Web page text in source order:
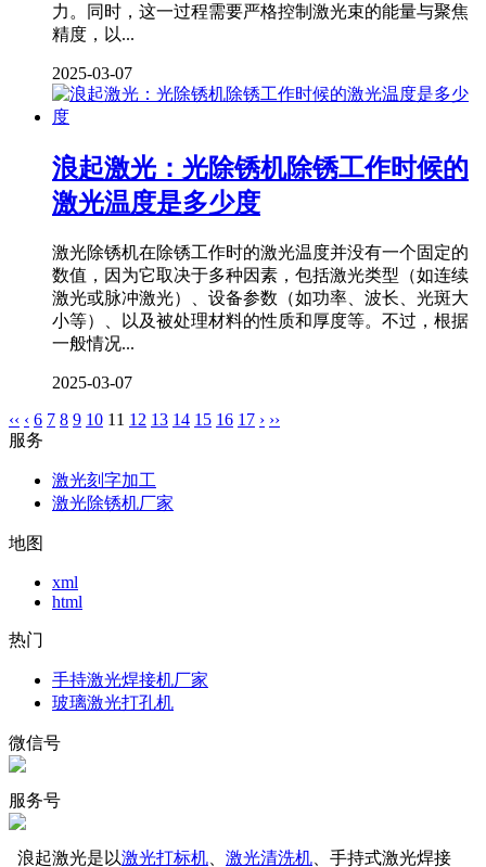
力。同时，这一过程需要严格控制激光束的能量与聚焦
精度，以...
2025-03-07
浪起激光：光除锈机除锈工作时候的
激光温度是多少度
激光除锈机在除锈工作时的激光温度并没有一个固定的
数值，因为它取决于多种因素，包括激光类型（如连续
激光或脉冲激光）、设备参数（如功率、波长、光斑大
小等）、以及被处理材料的性质和厚度等。不过，根据
一般情况...
2025-03-07
‹‹ ‹ 6 7 8 9 10 11 12 13 14 15 16 17 › ››
服务
激光刻字加工
激光除锈机厂家
地图
xml
html
热门
手持激光焊接机厂家
玻璃激光打孔机
微信号
服务号
浪起激光是以激光打标机 激光清洗机 、手持式激光焊接